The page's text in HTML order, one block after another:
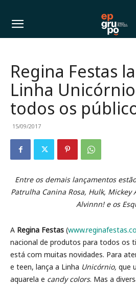
Regina Festas
Linha
todos os
15/09/2017
Entre os demais lançamentos
Patrulha Canina Rosa, Hulk, Mickey
Alvinnn! e os
A Regina Festas (
nacional de produtos para todos os
está com muitas novidades. Para
e teen, lança a Linha Unicórnio, que
aquarela e candy colors. Mas a